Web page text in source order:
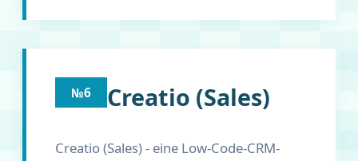
№6 Creatio (Sales)
Creatio (Sales) - eine Low-Code-CRM-